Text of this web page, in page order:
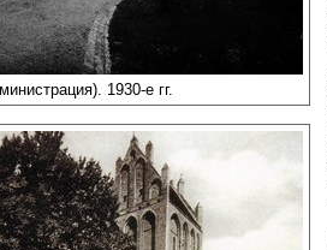
1930-е гг.